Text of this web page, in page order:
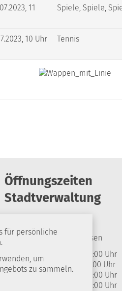
für persönliche
um
zu sammeln.
11
Spiele, Spiele,
10 Uhr Tennis
Öffnungszeiten
Stadtverwaltung
Montag
geschlossen
Dienstag
09:00 - 12:00 Uhr
13:00 - 17:00 Uhr
Mittwoch
09:00 - 12:00 Uhr
09:00 - 12:00 Uhr